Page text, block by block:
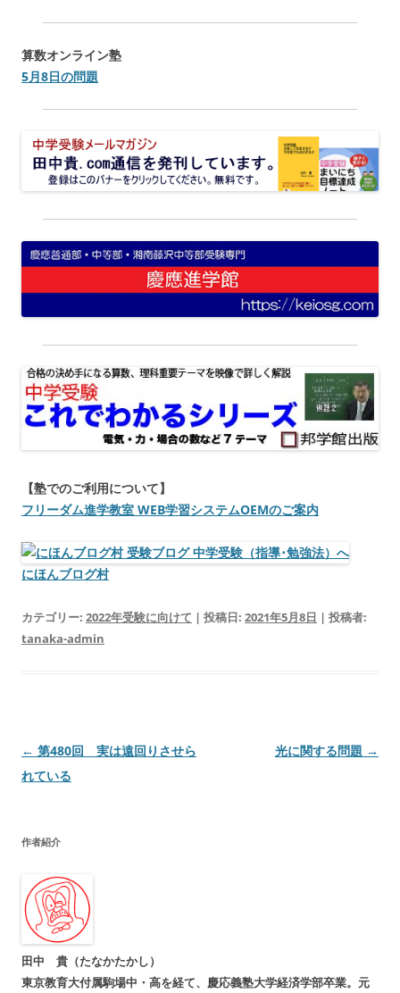
算数オンライン塾
5月8日の問題
【塾でのご利用について】
フリーダム進学教室 WEB学習システムOEMのご案内
にほんブログ村
カテゴリー: 2022年受験に向けて | 投稿日: 2021年5月8日 | 投稿者:
tanaka-admin
投
稿
ゲ
シ
ョ
← 第480回 実は遠回りさせら
れている
光に関する問題 →
作者紹介
田中 貴（たなかたかし）
東京教育大付属駒場中・高を経て、慶応義塾大学経済学部卒業。元